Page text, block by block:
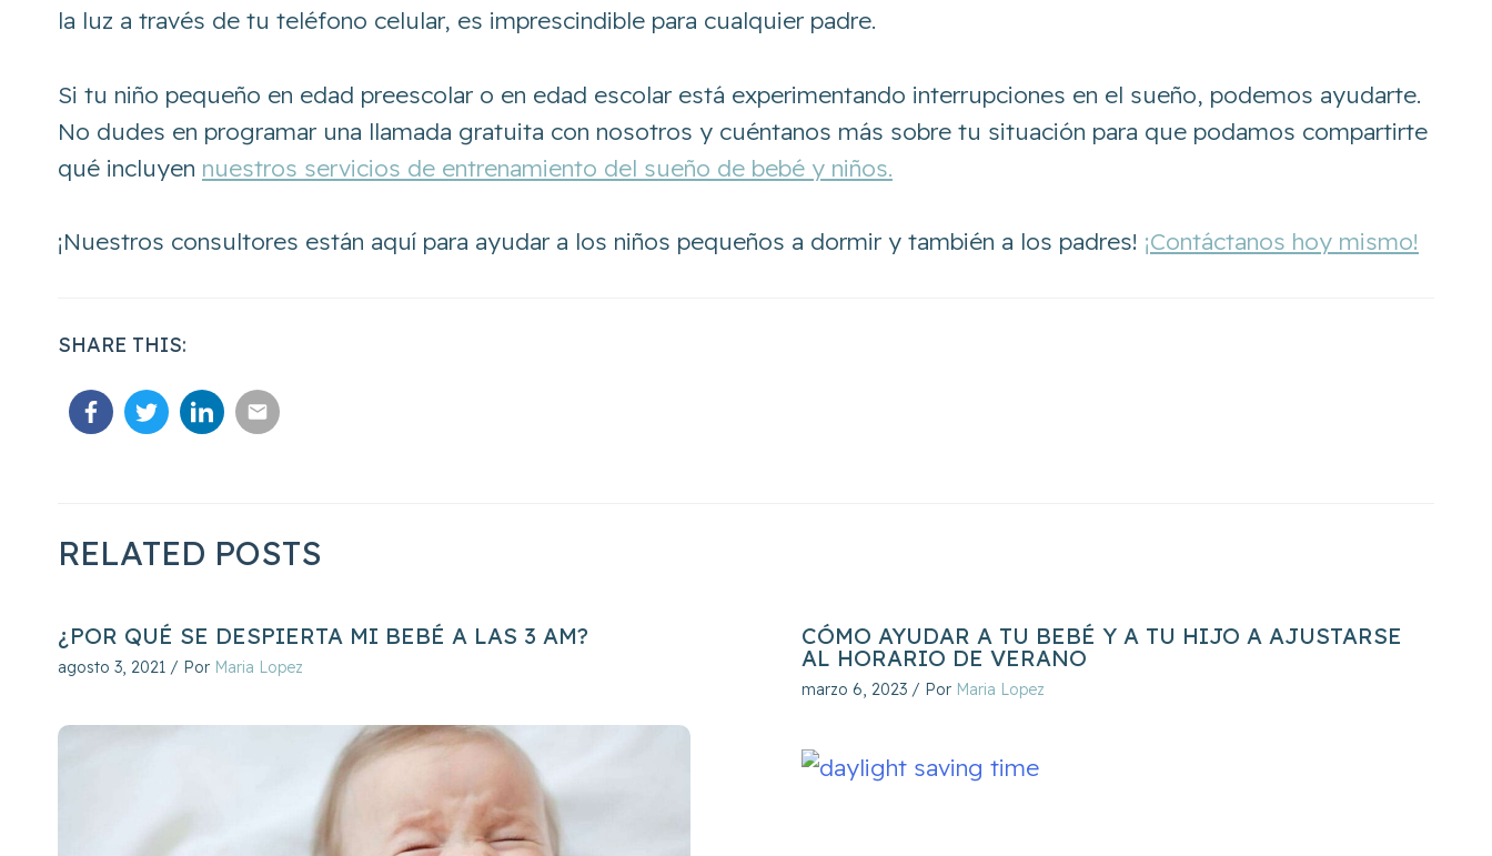
la luz a través de tu teléfono celular, es imprescindible para cualquier padre.
Si tu niño pequeño en edad preescolar o en edad escolar está experimentando interrupciones en el sueño, podemos ayudarte.
No dudes en programar una llamada gratuita con nosotros y cuéntanos más sobre tu situación para que podamos compartirte
qué incluyen nuestros servicios de entrenamiento del sueño de bebé y niños.
¡Nuestros consultores están aquí para ayudar a los niños pequeños a dormir y también a los padres! ¡Contáctanos hoy mismo!
SHARE THIS:
RELATED POSTS
¿POR QUÉ SE DESPIERTA MI BEBÉ A LAS 3 AM?
agosto 3, 2021 / Por Maria Lopez
CÓMO AYUDAR A TU BEBÉ Y A TU HIJO A AJUSTARSE
AL HORARIO DE VERANO
marzo 6, 2023 / Por Maria Lopez